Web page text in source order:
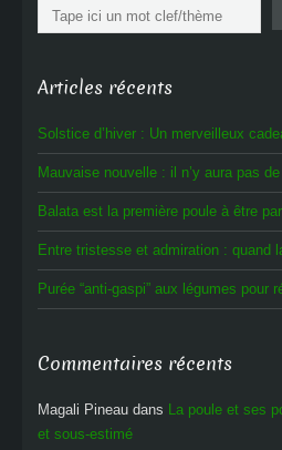
Rechercher
Articles récents
Solstice d’hiver : Un merveilleux
Mauvaise nouvelle : il n’y aura pas
Balata est la première poule à être
Entre tristesse et admiration : quand
Purée “anti-gaspi” aux légumes pour
Commentaires récents
Magali Pineau dans La poule et ses
et sous-estimé